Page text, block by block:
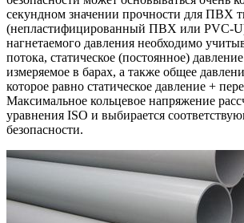
секундном значении прочности для ПВХ
(непластифицированный ПВХ или PVC-
нагнетаемого давления необходимо
потока, статическое (постоянное)
измеряемое в барах, а также общее
которое равно статическое давление +
Максимальное кольцевое напряжение
уравнения ISO и выбирается
безопасности.